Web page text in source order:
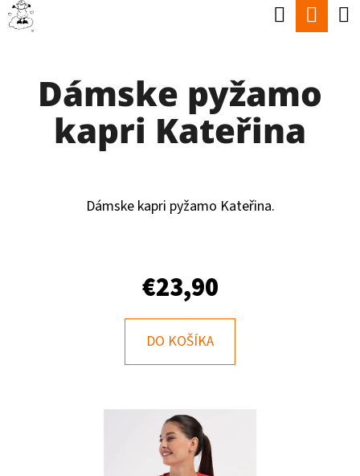
Prejsť
Hľadať
Dámske pyžamo
kapri Kateřina
Dámske kapri pyžamo Kateřina.
€23,90
DO KOŠÍKA
K
O